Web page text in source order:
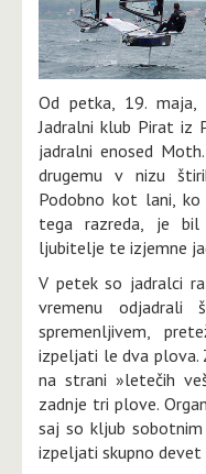
Od petka, 19.
Jadralni klub Pirat iz
jadralni enosed
drugemu v nizu
Podobno kot lani,
tega razreda, je
ljubitelje te izjemne
V petek so jadralci
vremenu
spremenljivem,
izpeljati le dva plova.
na strani »letečih
zadnje tri plove.
saj so kljub sobotnim
izpeljati skupno devet